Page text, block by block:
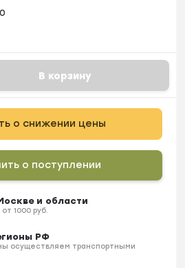
В корзину
о снижении цены
о поступлении
и области
1000 руб.
РФ
осуществляем транспортными